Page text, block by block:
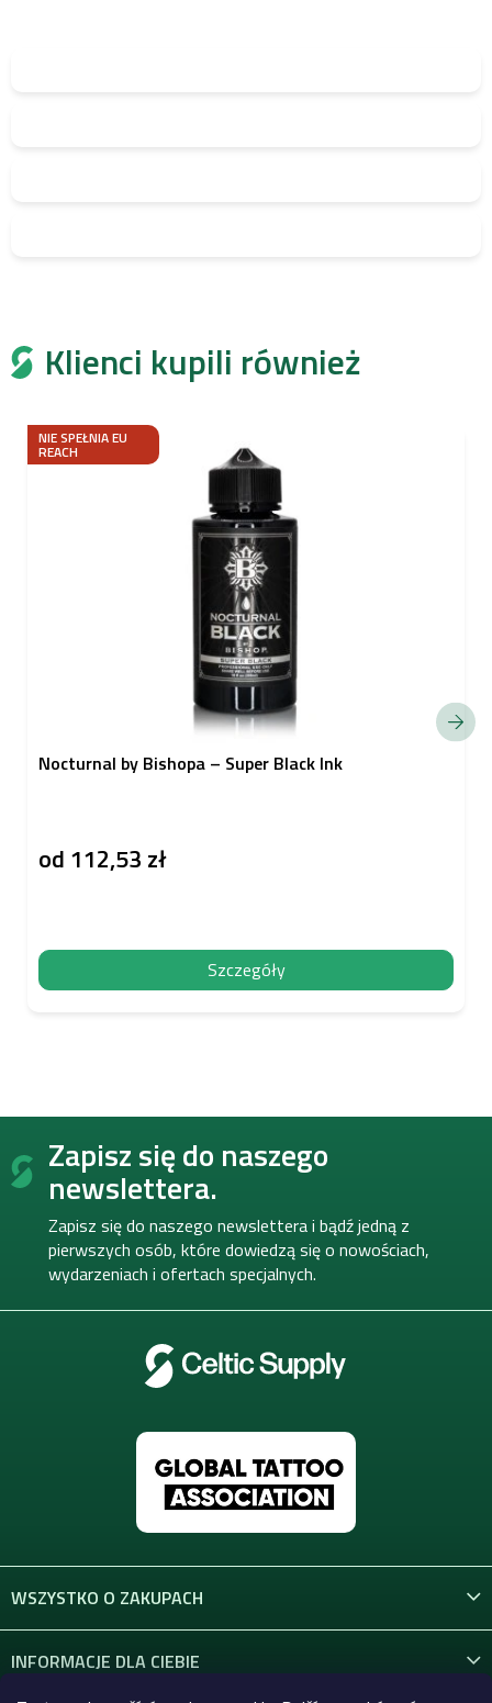
Klienci kupili również
NIE SPEŁNIA EU
REACH
Nocturnal by Bishopa – Super Black Ink
od 112,53 zł
Szczegóły
S
Zapisz się do naszego
newslettera.
Zapisz się do naszego newslettera i bądź jedną z
pierwszych osób, które dowiedzą się o nowościach,
wydarzeniach i ofertach specjalnych.
WSZYSTKO O ZAKUPACH
INFORMACJE DLA CIEBIE